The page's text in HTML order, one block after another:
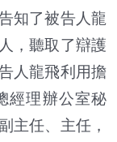
知了被告人龍
，聽取了辯護
人龍飛利用擔
經理辦公室秘
主任、主任，